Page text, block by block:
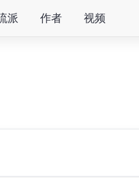
派 作者 视频